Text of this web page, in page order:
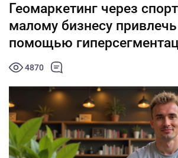
Геомаркетинг через
малому бизнесу
помощью
4870